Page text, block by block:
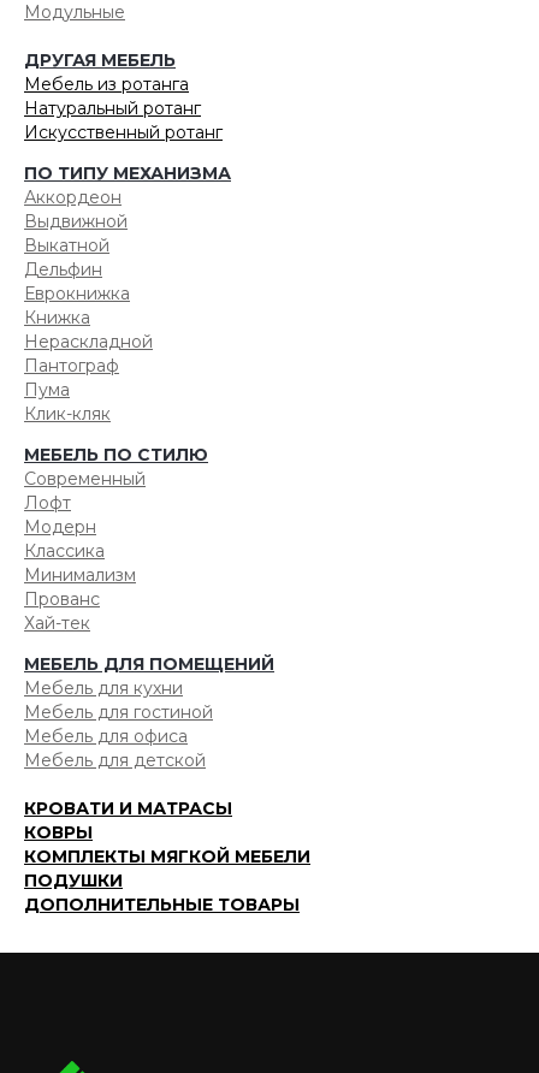
Модульные
ДРУГАЯ МЕБЕЛЬ
Мебель из ротанга
Натуральный ротанг
Искусственный ротанг
ПО ТИПУ МЕХАНИЗМА
Аккордеон
Выдвижной
Выкатной
Дельфин
Еврокнижка
Книжка
Нераскладной
Пантограф
Пума
Клик-кляк
МЕБЕЛЬ ПО СТИЛЮ
Современный
Лофт
Модерн
Классика
Минимализм
Прованс
Хай-тек
МЕБЕЛЬ ДЛЯ ПОМЕЩЕНИЙ
Мебель для кухни
Мебель для гостиной
Мебель для офиса
Мебель для детской
КРОВАТИ И МАТРАСЫ
КОВРЫ
КОМПЛЕКТЫ МЯГКОЙ МЕБЕЛИ
ПОДУШКИ
ДОПОЛНИТЕЛЬНЫЕ ТОВАРЫ